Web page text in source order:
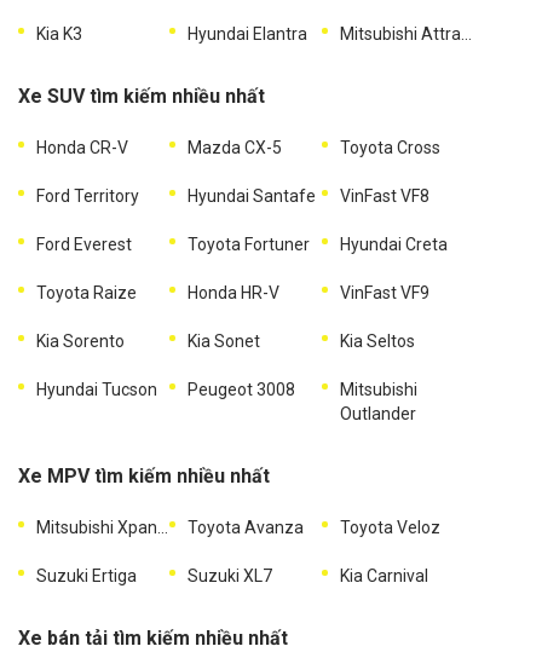
Kia K3 Hyundai Elantra Mitsubishi Attrage
Xe SUV tìm kiếm nhiều nhất
Honda CR-V Mazda CX-5 Toyota Cross
Ford Territory Hyundai Santafe VinFast VF8
Ford Everest Toyota Fortuner Hyundai Creta
Toyota Raize Honda HR-V VinFast VF9
Kia Sorento Kia Sonet Kia Seltos
Hyundai Tucson Peugeot 3008
Mitsubishi
Outlander
Xe MPV tìm kiếm nhiều nhất
Mitsubishi Xpander Toyota Avanza Toyota Veloz
Suzuki Ertiga Suzuki XL7 Kia Carnival
Xe bán tải tìm kiếm nhiều nhất